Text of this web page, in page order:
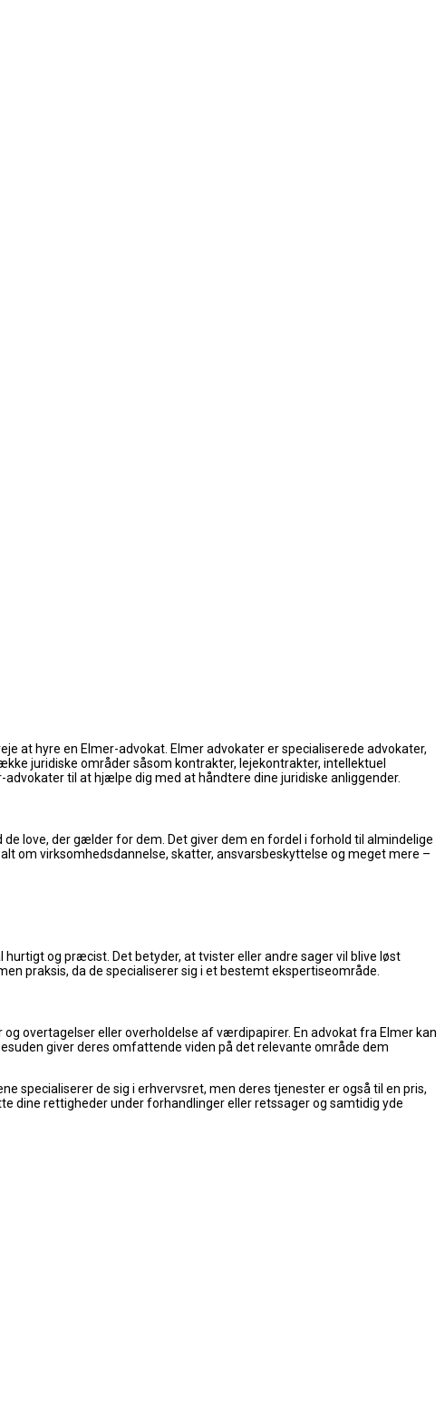
at hyre en Elmer-advokat. Elmer advokater er specialiserede advokater,
juridiske områder såsom kontrakter, lejekontrakter, intellektuel
til at hjælpe dig med at håndtere dine juridiske anliggender.
love, der gælder for dem. Det giver dem en fordel i forhold til almindelige
om virksomhedsdannelse, skatter, ansvarsbeskyttelse og meget mere –
og præcist. Det betyder, at tvister eller andre sager vil blive løst
praksis, da de specialiserer sig i et bestemt ekspertiseområde.
overtagelser eller overholdelse af værdipapirer. En advokat fra Elmer kan
giver deres omfattende viden på det relevante område dem
specialiserer de sig i erhvervsret, men deres tjenester er også til en pris,
dine rettigheder under forhandlinger eller retssager og samtidig yde